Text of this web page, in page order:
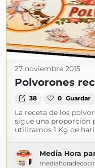
27 noviembre 2015
Polvorones
38 0 Guardar
La receta de los
sigue una proporción
utilizamos 1 Kg de
Media Hora